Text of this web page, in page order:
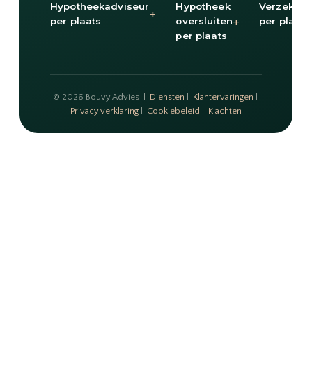
Hypotheekadviseur
per plaats
+
Hypotheek
oversluiten
per plaats
+
per plaats
© 2026 Bouvy Advies | Diensten Klantervaringen
Privacy verklaring
Cookiebeleid Klachten